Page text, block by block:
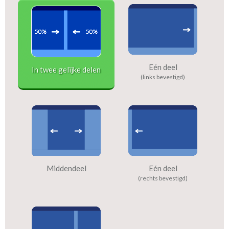
In twee gelijke delen Eén deel
(links bevestigd)
Middendeel Eén deel
(rechts bevestigd)